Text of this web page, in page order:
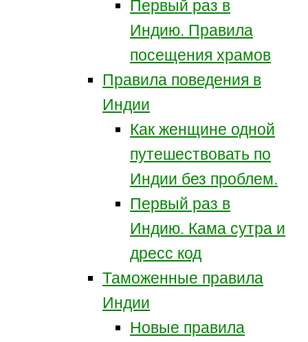
Первый раз в
Индию. Правила
посещения храмов
Правила поведения в
Индии
Как женщине одной
путешествовать по
Индии без проблем.
Первый раз в
Индию. Кама сутра и
дресс код
Таможенные правила
Индии
Новые правила